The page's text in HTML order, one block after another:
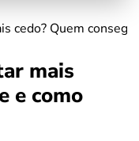
cedo? Quem
mais
e como